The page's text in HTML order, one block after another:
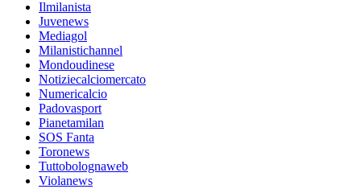
Ilmilanista
Juvenews
Mediagol
Milanistichannel
Mondoudinese
Notiziecalciomercato
Numericalcio
Padovasport
Pianetamilan
SOS Fanta
Toronews
Tuttobolognaweb
Violanews